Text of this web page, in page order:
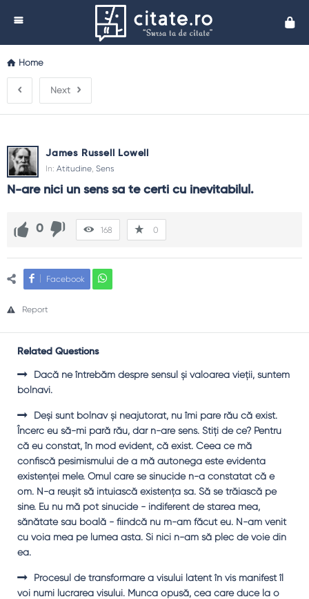
Home
Next
James Russell Lowell
In: Atitudine, Sens
N-are nici un sens sa te certi cu inevitabilul.
0 168 0
Facebook
Report
Related Questions
Dacă ne întrebăm despre sensul şi valoarea vieţii, suntem
bolnavi.
Deşi sunt bolnav şi neajutorat, nu îmi pare rău că exist.
Încerc eu să-mi pară rău, dar n-are sens. Ştiţi de ce? Pentru
că eu constat, în mod evident, că exist. Ceea ce mă
confiscă pesimismului de a mă autonega este evidenta
existenţei mele. Omul care se sinucide n-a constatat că e
om. N-a reuşit să intuiască existenţa sa. Să se trăiască pe
sine. Eu nu mă pot sinucide - indiferent de starea mea,
sănătate sau boală - fiindcă nu m-am făcut eu. N-am venit
cu voia mea pe lumea asta. Şi nici n-am să plec de voie din
ea.
Procesul de transformare a visului latent în vis manifest îl
voi numi lucrarea visului. Munca opusă, cea care duce la o